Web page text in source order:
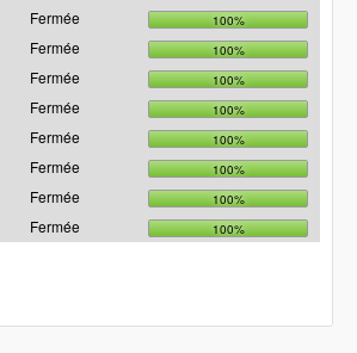
Fermée 100%
Fermée 100%
Fermée 100%
Fermée 100%
Fermée 100%
Fermée 100%
Fermée 100%
Fermée 100%